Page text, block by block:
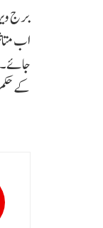
برج
اب
جائے۔
کے